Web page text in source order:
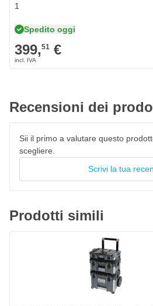
Supporta un lavoro organizzato
Costruzione duratura per uso
Design compatto con uso ottimale
Estensione pratica del sistema
1
Spedito oggi
399,51 €
Recensioni dei
Sii il primo a valutare questo
scegliere.
Scrivi la tua
Prodotti simili